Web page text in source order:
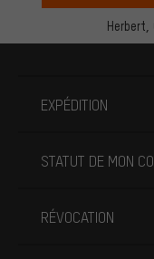
Herbert,
EXPÉDITION
STATUT DE MON
RÉVOCATION